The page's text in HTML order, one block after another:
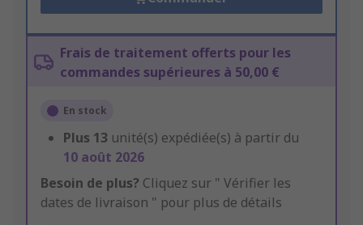
Frais de traitement offerts pour les
commandes supérieures à 50,00 €
En stock
Plus 13 unité(s) expédiée(s) à partir du
10 août 2026
Besoin de plus? Cliquez sur " Vérifier les
dates de livraison " pour plus de détails